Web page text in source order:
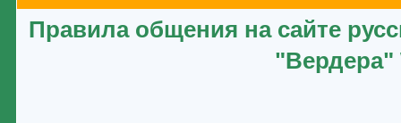
Правила общения на сайте
"Вердера"